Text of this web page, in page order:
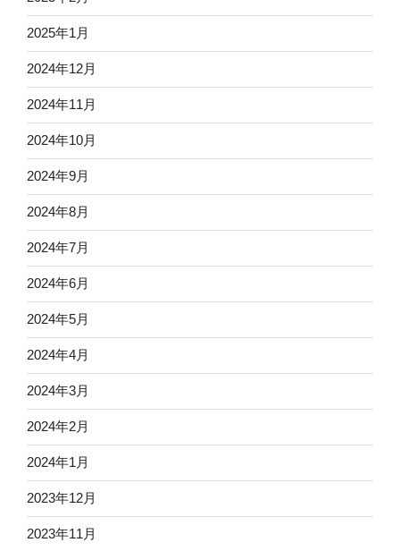
2025年1月
2024年12月
2024年11月
2024年10月
2024年9月
2024年8月
2024年7月
2024年6月
2024年5月
2024年4月
2024年3月
2024年2月
2024年1月
2023年12月
2023年11月